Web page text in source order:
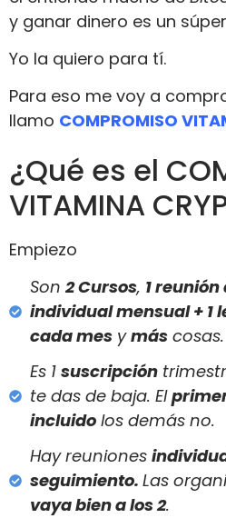
y ganar dinero es un
Yo la quiero para tí.
Para eso me voy a
llamo COMPROMISO
¿Qué es el
VITAMINA
Empiezo
Son 2 Cursos, 1
individual mensual + 1
cada mesymáscosas.
Es 1 suscripción
te das de baja. El
incluidolos demás no.
Hay reuniones
seguimiento. Las
vaya bien a los 2.